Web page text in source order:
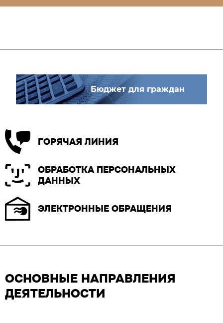
Бюджет для граждан
ГОРЯЧАЯ ЛИНИЯ
ОБРАБОТКА ПЕРСОНАЛЬНЫХ
ДАННЫХ
ЭЛЕКТРОННЫЕ ОБРАЩЕНИЯ
ОСНОВНЫЕ НАПРАВЛЕНИЯ
ДЕЯТЕЛЬНОСТИ